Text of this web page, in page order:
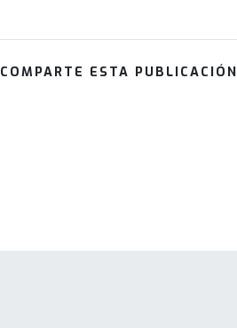
COMPARTE ESTA PUBLICACIÓN